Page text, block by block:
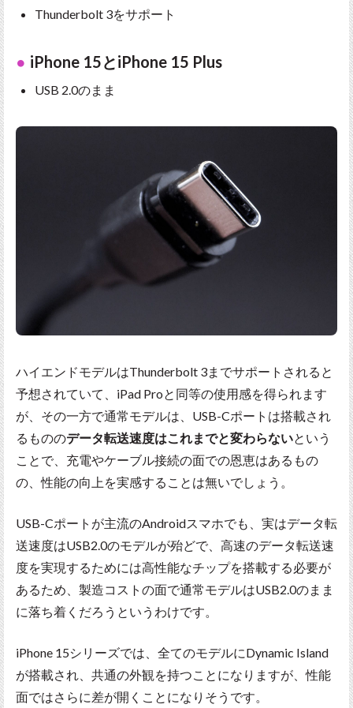
Thunderbolt 3をサポート
iPhone 15とiPhone 15 Plus
USB 2.0のまま
ハイエンドモデルはThunderbolt 3までサポートされると
予想されていて、iPad Proと同等の使用感を得られます
が、その一方で通常モデルは、USB-Cポートは搭載され
るもののデータ転送速度はこれまでと変わらないという
ことで、充電やケーブル接続の面での恩恵はあるもの
の、性能の向上を実感することは無いでしょう。
USB-Cポートが主流のAndroidスマホでも、実はデータ転
送速度はUSB2.0のモデルが殆どで、高速のデータ転送速
度を実現するためには高性能なチップを搭載する必要が
あるため、製造コストの面で通常モデルはUSB2.0のまま
に落ち着くだろうというわけです。
iPhone 15シリーズでは、全てのモデルにDynamic Island
が搭載され、共通の外観を持つことになりますが、性能
面ではさらに差が開くことになりそうです。